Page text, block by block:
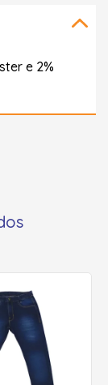
e 2%